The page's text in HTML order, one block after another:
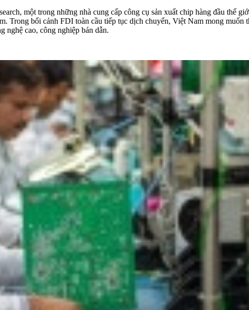
một trong những nhà cung cấp công cụ sản xuất chip hàng đầu thế
bối cảnh FDI toàn cầu tiếp tục dịch chuyển, Việt Nam mong muốn
nghệ cao, công nghiệp bán dẫn.